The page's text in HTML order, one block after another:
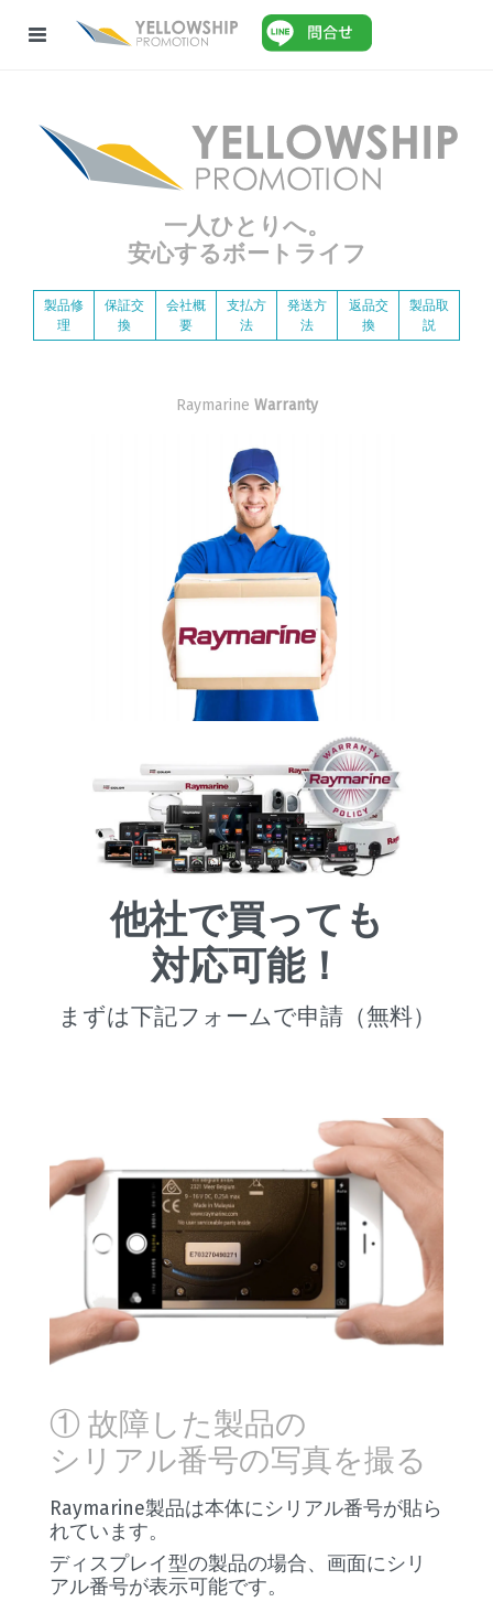
一人ひとりへ。
安心するボートライフ
製品修
理
保証交
換
会社概
要
支払方
法
発送方
法
返品交
換
製品取
説
Raymarine Warranty
他社で買っても
対応可能！
まずは下記フォームで申請（無料）
① 故障した製品の
シリアル番号の写真を撮る
Raymarine製品は本体にシリアル番号が貼ら
れています。
ディスプレイ型の製品の場合、画面にシリ
アル番号が表示可能です。